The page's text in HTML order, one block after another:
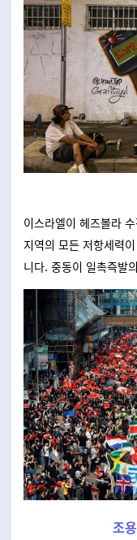
이스라엘이 헤즈볼라
지역의 모든 저항세력
니다. 중동이 일촉즉발
조